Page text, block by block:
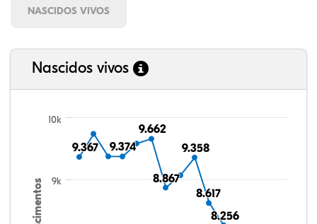
NASCIDOS VIVOS
Nascidos vivos
Nascimentos
9.367
9.367 9.374
9.374
9.662
9.662
8.867
8.867
9.358
9.358
8.617
8.617
8.256
8.256
9k
10k